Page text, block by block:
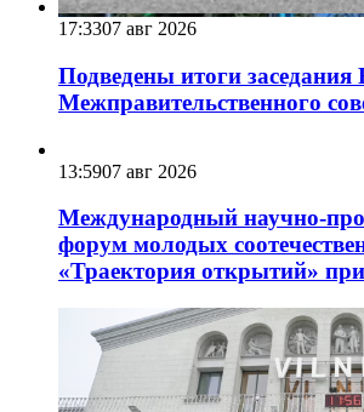
17:3307 авг 2026
Подведены итоги заседания
Межправительственного
13:5907 авг 2026
Международный научно-
форум молодых
«Траектория открытий»